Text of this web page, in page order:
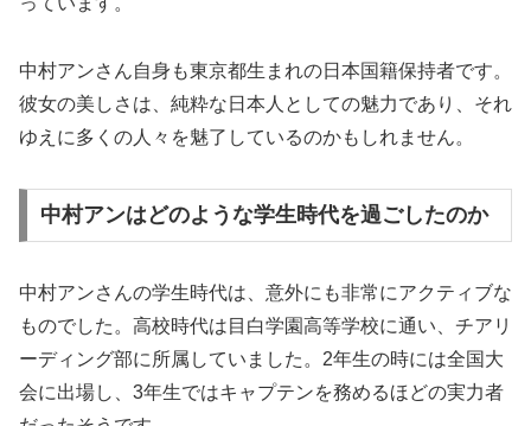
中村アンさん自身も東京都生まれの日本国籍保持者です。
彼女の美しさは、純粋な日本人としての魅力であり、それ
ゆえに多くの人々を魅了しているのかもしれません。
中村アンはどのような学生時代を過ごしたのか
中村アンさんの学生時代は、意外にも非常にアクティブな
ものでした。高校時代は目白学園高等学校に通い、チアリ
ーディング部に所属していました。2年生の時には全国大
会に出場し、3年生ではキャプテンを務めるほどの実力者